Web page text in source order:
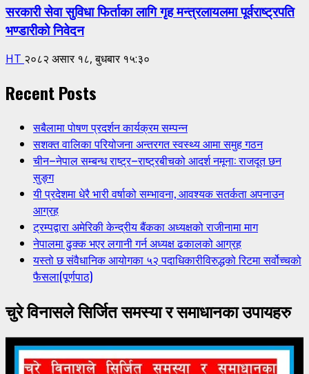
सरकारी सेवा सुविधा फिर्ताका लागि गृह मन्त्रलायलमा पूर्वराष्ट्रपति
भण्डारीको निवेदन
HT २०८२ असार १८, बुधबार १५:३०
Recent Posts
सबैलामा पोषण प्रदर्शन कार्यक्रम सम्पन्न
सशक्त वालिका परियोजना अन्तरगत स्वस्थ्य आमा समुह गठन
चीन–नेपाल सम्बन्ध राष्ट्र–राष्ट्रबीचको आदर्श नमूना: राजदूत छन
सुङ्ग
यी प्रदेशमा धेरै भारी वर्षाको सम्भावना, आवश्यक सतर्कता अपनाउन
आग्रह
ट्रम्पद्वारा अमेरिकी केन्द्रीय बैंकका अध्यक्षको राजीनामा माग
नेपालमा ढुक्क भएर लगानी गर्न अध्यक्ष ढकालको आग्रह
यस्तो छ संवैधानिक आयोगका ५२ पदाधिकारीविरुद्धको रिटमा सर्वोच्चको
फैसला(पूर्णपाठ)
चुरे विनासले सिर्जित समस्या र समाधानका उपायहरु